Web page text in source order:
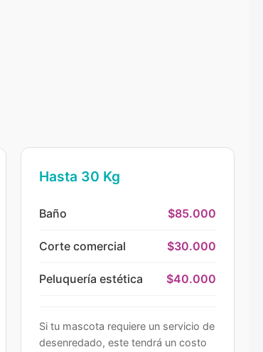
Hasta 30 Kg
Baño $85.000
Corte comercial $30.000
Peluquería estética $40.000
Si tu mascota requiere un servicio de
desenredado, este tendrá un costo